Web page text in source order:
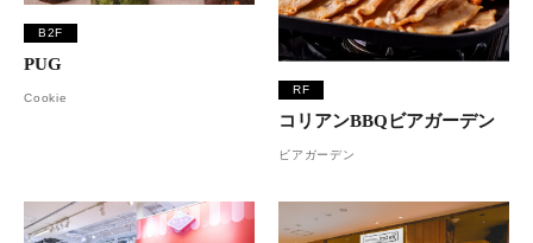
B2F
PUG
Cookie
RF
コリアンBBQビアガーデン
ビアガーデン